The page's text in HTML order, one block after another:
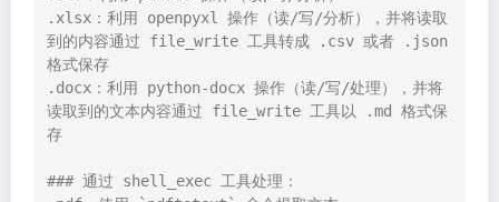
.xlsx：利用 openpyxl 操作（读/写/分析），并将读取
到的内容通过 file_write 工具转成 .csv 或者 .json
格式保存
.docx：利用 python-docx 操作（读/写/处理），并将
读取到的文本内容通过 file_write 工具以 .md 格式保
存
### 通过 shell_exec 工具处理：